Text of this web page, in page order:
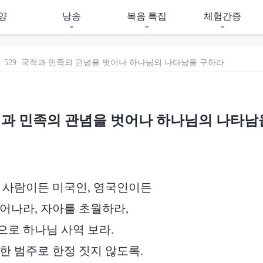
낭송 복음 특집 체험간증
529 국적과 민족의 관념을 벗어나 하나님의 나타남을 구하라
민족의 관념을 벗어나 하나님의 나타남
람이든 미국인, 영국인이든
나라, 자아를 초월하라,
로 하나님 사역 보라.
범주로 한정 짓지 않도록.